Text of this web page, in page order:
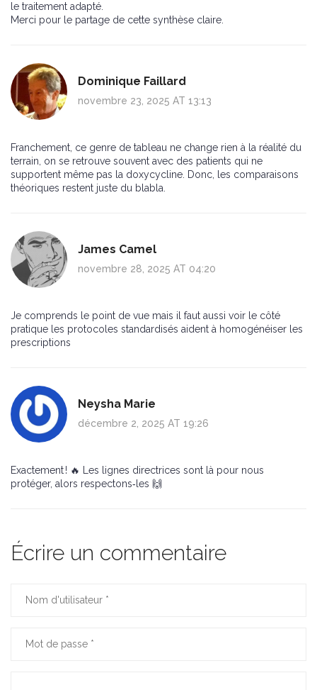
le traitement adapté.
Merci pour le partage de cette synthèse claire.
Dominique Faillard
novembre 23, 2025 AT 13:13
Franchement, ce genre de tableau ne change rien à la réalité du
terrain, on se retrouve souvent avec des patients qui ne
supportent même pas la doxycycline. Donc, les comparaisons
théoriques restent juste du blabla.
James Camel
novembre 28, 2025 AT 04:20
Je comprends le point de vue mais il faut aussi voir le côté
pratique les protocoles standardisés aident à homogénéiser les
prescriptions
Neysha Marie
décembre 2, 2025 AT 19:26
Exactement ! 🔥 Les lignes directrices sont là pour nous
protéger, alors respectons‑les 🙌
Écrire un commentaire